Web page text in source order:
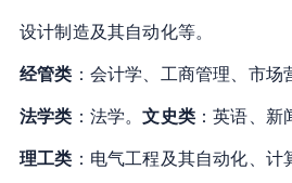
设计制造及其自动化等。
经管类 ：会计学、工商管理、市场
法学类 ：法学。文史类：英语、新
理工类 ：电气工程及其自动化、